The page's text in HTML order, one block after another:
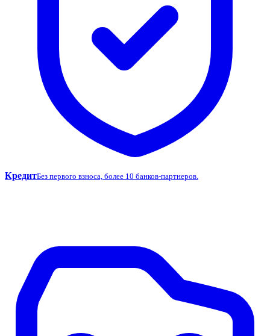
КредитБез первого взноса, более 10 банков-партнеров.